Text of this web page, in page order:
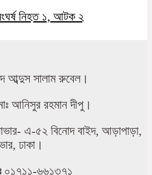
নিহত ১, আটক ২
আব্দুস সালাম রুবেল।
আনিসুর রহমান দীপু।
এ-৫২ বিনোদ বাইদ, আড়াপাড়া,
ঢাকা।
০১৭১১-৬৬১৩৭১